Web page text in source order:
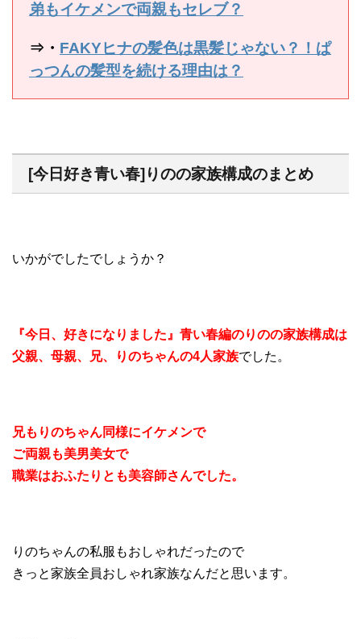
弟もイケメンで両親もセレブ？
⇒・ FAKYヒナの髪色は黒髪じゃない？！ぱ
っつんの髪型を続ける理由は？
[今日好き青い春]りのの家族構成のまとめ
いかがでしたでしょうか？
『今日、好きになりました』青い春編のりのの家族構成は
父親、母親、兄、りのちゃんの4人家族でした。
兄もりのちゃん同様にイケメンで
ご両親も美男美女で
職業はおふたりとも美容師さんでした。
りのちゃんの私服もおしゃれだったので
きっと家族全員おしゃれ家族なんだと思います。